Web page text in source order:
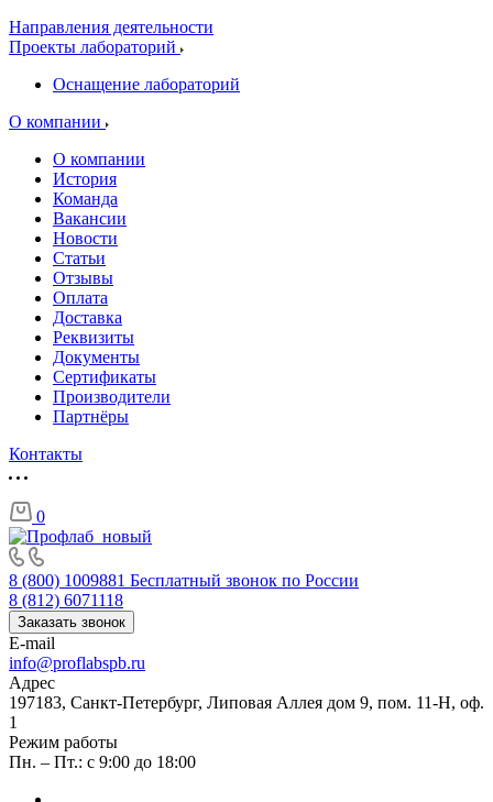
Направления деятельности
Проекты лабораторий
Оснащение лабораторий
О компании
О компании
История
Команда
Вакансии
Новости
Статьи
Отзывы
Оплата
Доставка
Реквизиты
Документы
Сертификаты
Производители
Партнёры
Контакты
0
8 (800) 1009881 Бесплатный звонок по России
8 (812) 6071118
Заказать звонок
E-mail
info@proflabspb.ru
Адрес
197183, Санкт-Петербург, Липовая Аллея дом 9, пом. 11-Н, оф.
1
Режим работы
Пн. – Пт.: с 9:00 до 18:00